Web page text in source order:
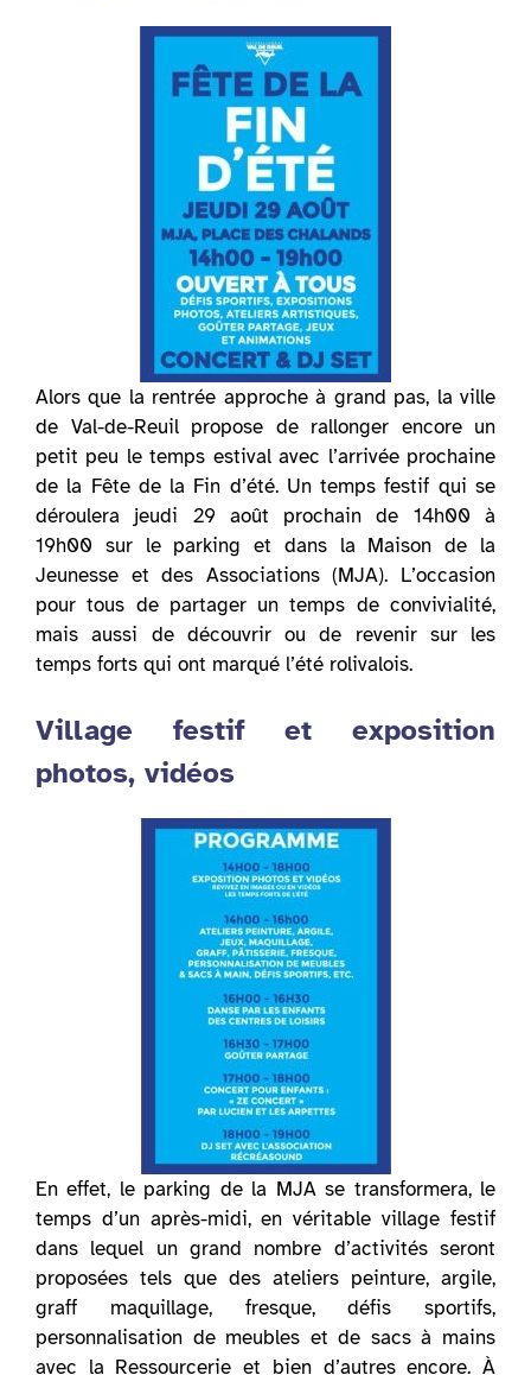
Alors que la rentrée approche à grand pas, la ville
de Val-de-Reuil propose de rallonger encore un
petit peu le temps estival avec l’arrivée prochaine
de la Fête de la Fin d’été. Un temps festif qui se
déroulera jeudi 29 août prochain de 14h00 à
19h00 sur le parking et dans la Maison de la
Jeunesse et des Associations (MJA). L’occasion
pour tous de partager un temps de convivialité,
mais aussi de découvrir ou de revenir sur les
temps forts qui ont marqué l’été rolivalois.
Village festif et exposition
photos, vidéos
En effet, le parking de la MJA se transformera, le
temps d’un après-midi, en véritable village festif
dans lequel un grand nombre d’activités seront
proposées tels que des ateliers peinture, argile,
graff maquillage, fresque, défis sportifs,
personnalisation de meubles et de sacs à mains
avec la Ressourcerie et bien d’autres encore. À